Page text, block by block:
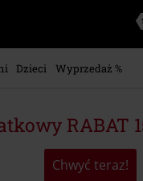
Dzieci Wyprzedaż %
RABAT
Chwyć teraz!